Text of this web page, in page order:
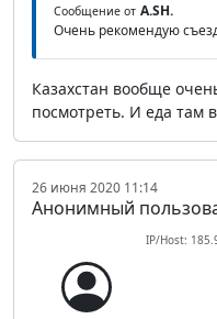
Сообщение от A.SH.
Очень рекомендую
Казахстан вообще
посмотреть. И еда там
26 июня 2020 11:14
Анонимный
IP/Host: